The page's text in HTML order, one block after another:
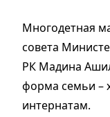
Многодетная
совета
РК Мадина
форма семьи –
интернатам.